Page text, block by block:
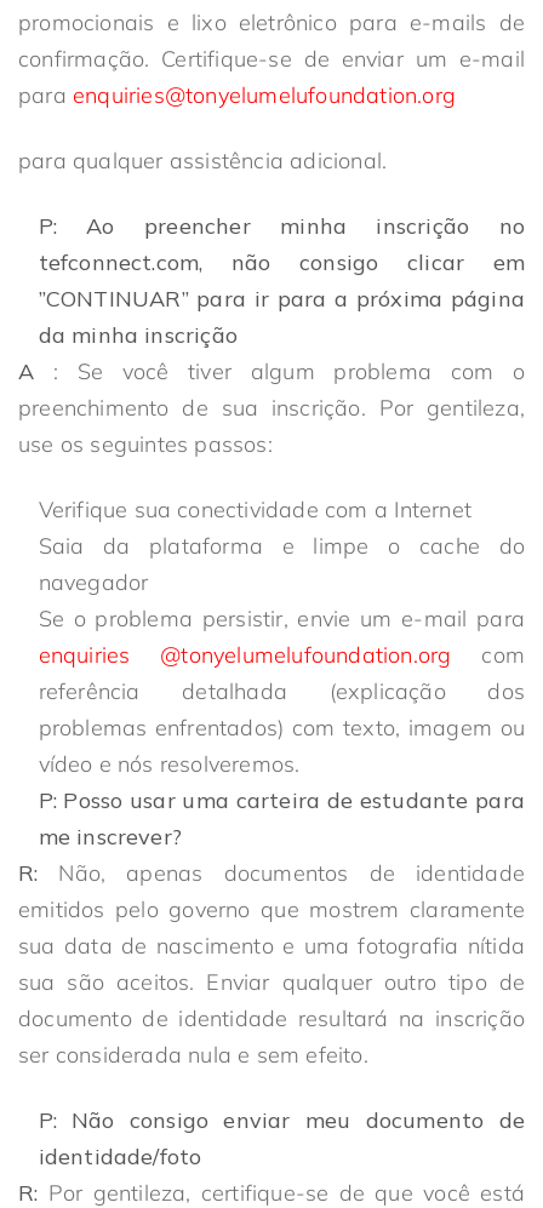
promocionais e lixo eletrônico para e-mails de
confirmação. Certifique-se de enviar um e-mail
para enquiries@tonyelumelufoundation.org
para qualquer assistência adicional.
P: Ao preencher minha inscrição no
tefconnect.com, não consigo clicar em
”CONTINUAR” para ir para a próxima página
da minha inscrição
A : Se você tiver algum problema com o
preenchimento de sua inscrição. Por gentileza,
use os seguintes passos:
Verifique sua conectividade com a Internet
Saia da plataforma e limpe o cache do
navegador
Se o problema persistir, envie um e-mail para
enquiries @tonyelumelufoundation.org com
referência detalhada (explicação dos
problemas enfrentados) com texto, imagem ou
vídeo e nós resolveremos.
P: Posso usar uma carteira de estudante para
me inscrever?
R: Não, apenas documentos de identidade
emitidos pelo governo que mostrem claramente
sua data de nascimento e uma fotografia nítida
sua são aceitos. Enviar qualquer outro tipo de
documento de identidade resultará na inscrição
ser considerada nula e sem efeito.
P: Não consigo enviar meu documento de
identidade/foto
R: Por gentileza, certifique-se de que você está